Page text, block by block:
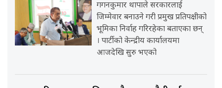
गगनकुमार थापाले सरकारलाई
जिम्मेवार बनाउने गरी प्रमुख प्रतिपक्षीको
भूमिका निर्वाह गरिरहेका बताएका छन्
। पार्टीको केन्द्रीय कार्यालयमा
आजदेखि सुरु भएको